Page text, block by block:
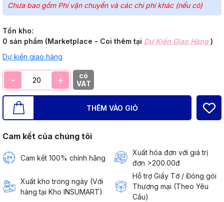
Chưa bao gồm Phí vận chuyển và các chi phí khác (nếu có)
Tồn kho:
0 sản phẩm (Marketplace - Coi thêm tại Dự Kiến Giao Hàng)
Dự kiến giao hàng
- +
có
VAT
THÊM VÀO GIỎ
Cam kết của chúng tôi
Cam kết 100% chính hãng
Xuất hóa đơn với giá trị
đơn >200.00đ
Xuất kho trong ngày (Với
hàng tại Kho INSUMART)
Hỗ trợ Giấy Tờ / Đóng gói
Thương mại (Theo Yêu
Cầu)